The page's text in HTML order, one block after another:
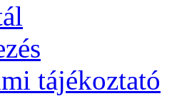
tájékoztató